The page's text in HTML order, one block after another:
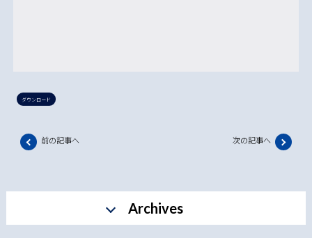
ダウンロード
前の記事へ 次の記事へ
Archives